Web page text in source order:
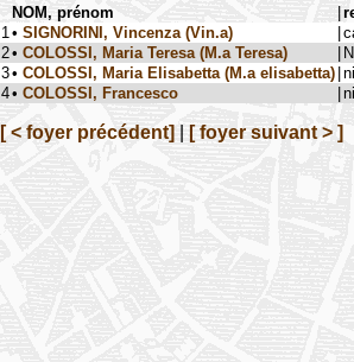
NOM, prénom |
1 • SIGNORINI, Vincenza (Vin.a) |
2• COLOSSI, Maria Teresa (M.a Teresa) |
3• COLOSSI, Maria Elisabetta (M.a elisabetta) |
4• COLOSSI, Francesco |
[ < foyer précédent] [ foyer suivant > ]